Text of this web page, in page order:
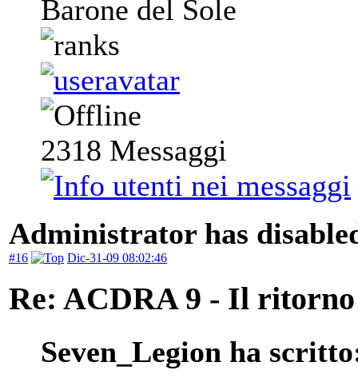
Barone del Sole
2318 Messaggi
Administrator has
#16 Dic-31-09 08:02:46
Re: ACDRA 9 - Il
Seven_Legion ha